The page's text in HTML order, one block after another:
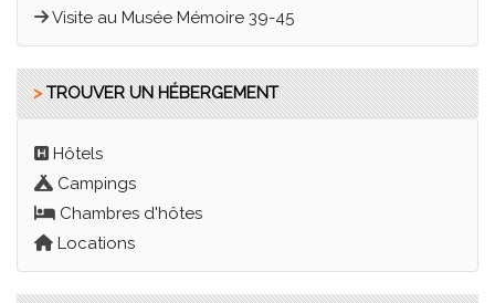
Visite au Musée Mémoire 39-45
>TROUVER UN HÉBERGEMENT
Hôtels
Campings
Chambres d'hôtes
Locations